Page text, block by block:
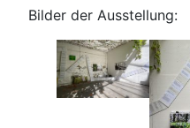
Bilder der Ausstellung: